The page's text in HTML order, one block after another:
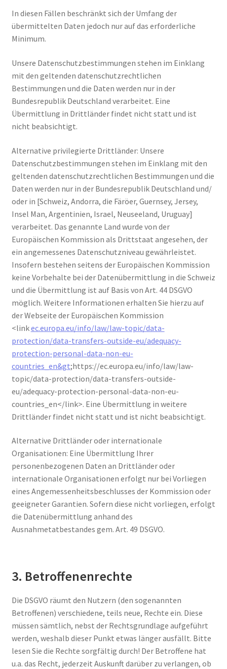
In diesen Fällen beschränkt sich der Umfang der
übermittelten Daten jedoch nur auf das erforderliche
Minimum.
Unsere Datenschutzbestimmungen stehen im Einklang
mit den geltenden datenschutzrechtlichen
Bestimmungen und die Daten werden nur in der
Bundesrepublik Deutschland verarbeitet. Eine
Übermittlung in Drittländer findet nicht statt und ist
nicht beabsichtigt.
Alternative privilegierte Drittländer: Unsere
Datenschutzbestimmungen stehen im Einklang mit den
geltenden datenschutzrechtlichen Bestimmungen und die
Daten werden nur in der Bundesrepublik Deutschland und/
oder in [Schweiz, Andorra, die Färöer, Guernsey, Jersey,
Insel Man, Argentinien, Israel, Neuseeland, Uruguay]
verarbeitet. Das genannte Land wurde von der
Europäischen Kommission als Drittstaat angesehen, der
ein angemessenes Datenschutzniveau gewährleistet.
Insofern bestehen seitens der Europäischen Kommission
keine Vorbehalte bei der Datenübermittlung in die Schweiz
und die Übermittlung ist auf Basis von Art. 44 DSGVO
möglich. Weitere Informationen erhalten Sie hierzu auf
der Webseite der Europäischen Kommission
<linkec.europa.eu/info/law/law-topic/data-
protection/data-transfers-outside-eu/adequacy-
protection-personal-data-non-eu-
countries_en&gt;https://ec.europa.eu/info/law/law-
topic/data-protection/data-transfers-outside-
eu/adequacy-protection-personal-data-non-eu-
countries_en</link>. Eine Übermittlung in weitere
Drittländer findet nicht statt und ist nicht beabsichtigt.
Alternative Drittländer oder internationale
Organisationen: Eine Übermittlung Ihrer
personenbezogenen Daten an Drittländer oder
internationale Organisationen erfolgt nur bei Vorliegen
eines Angemessenheitsbeschlusses der Kommission oder
geeigneter Garantien. Sofern diese nicht vorliegen, erfolgt
die Datenübermittlung anhand des
Ausnahmetatbestandes gem. Art. 49 DSGVO.
3. Betroffenenrechte
Die DSGVO räumt den Nutzern (den sogenannten
Betroffenen) verschiedene, teils neue, Rechte ein. Diese
müssen sämtlich, nebst der Rechtsgrundlage aufgeführt
werden, weshalb dieser Punkt etwas länger ausfällt. Bitte
lesen Sie die Rechte sorgfältig durch! Der Betroffene hat
u.a. das Recht, jederzeit Auskunft darüber zu verlangen, ob